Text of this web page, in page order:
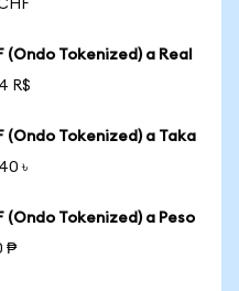
(Ondo Tokenized) a Real
R$
(Ondo Tokenized) a Taka
৳
(Ondo Tokenized) a Peso
₱